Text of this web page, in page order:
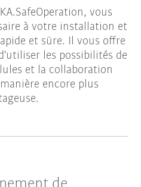
vous
à votre installation et
et sûre. Il vous offre
les possibilités de
et la collaboration
encore plus